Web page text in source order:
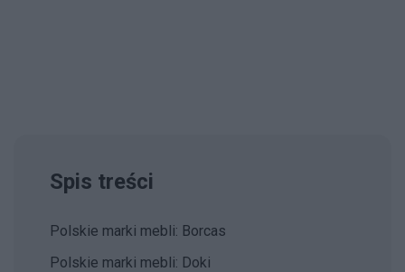
Spis treści
Polskie marki mebli: Borcas
Polskie marki mebli: Doki